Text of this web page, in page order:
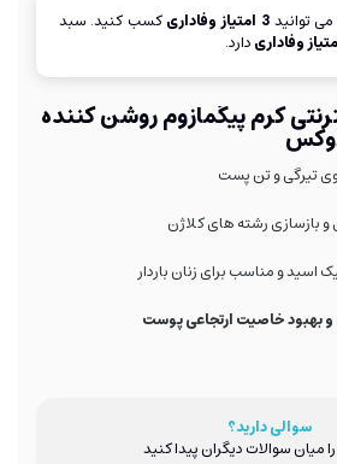
کرم پیگمازوم روشن کننده
تیرگی و تن پست
بازسازی رشته های کلاژن
اسید و مناسب برای زنان باردار
بهبود خاصیت ارتجاعی پوست
سوالی دارید؟
میان سوالات دیگران پیدا کنید
توانید3 امتیاز وفاداریکسب کنید. سبد
وفاداریدارد.